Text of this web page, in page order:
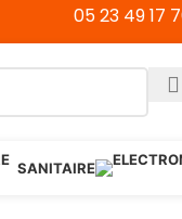
05 23 49 17
SANITAIRE